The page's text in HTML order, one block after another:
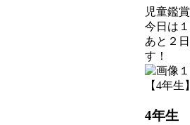
児童鑑
今日は
あと２
す！
【4年生
4年生